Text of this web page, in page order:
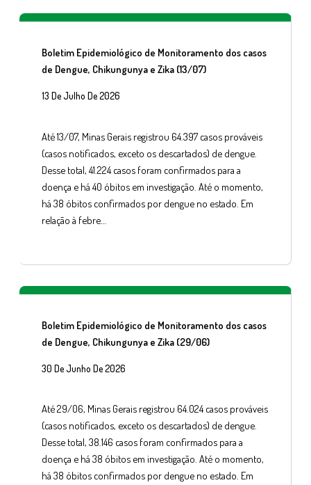
Boletim Epidemiológico de Monitoramento dos casos
de Dengue, Chikungunya e Zika (13/07)
13 De Julho De 2026
Até 13/07, Minas Gerais registrou 64.397 casos prováveis
(casos notificados, exceto os descartados) de dengue.
Desse total, 41.224 casos foram confirmados para a
doença e há 40 óbitos em investigação. Até o momento,
há 38 óbitos confirmados por dengue no estado. Em
relação à febre…
Boletim Epidemiológico de Monitoramento dos casos
de Dengue, Chikungunya e Zika (29/06)
30 De Junho De 2026
Até 29/06, Minas Gerais registrou 64.024 casos prováveis
(casos notificados, exceto os descartados) de dengue.
Desse total, 38.146 casos foram confirmados para a
doença e há 38 óbitos em investigação. Até o momento,
há 38 óbitos confirmados por dengue no estado. Em